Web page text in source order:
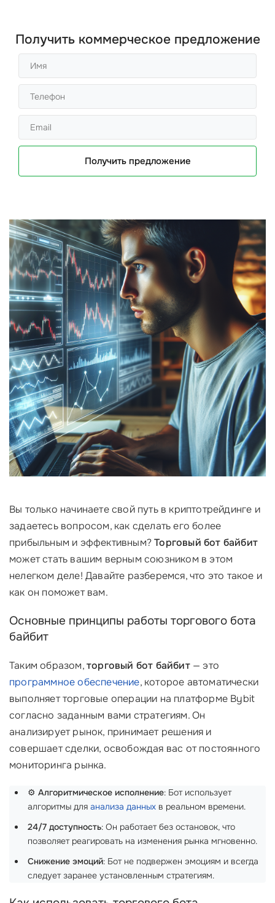
Получить коммерческое предложение
Получить предложение
Вы только начинаете свой путь в криптотрейдинге и
задаетесь вопросом, как сделать его более
прибыльным и эффективным?Торговый бот байбит
может стать вашим верным союзником в этом
нелегком деле! Давайте разберемся, что это такое и
как он поможет вам.
Основные принципы работы торгового бота
байбит
Таким образом,торговый бот байбит— это
программное обеспечение, которое автоматически
выполняет торговые операции на платформе Bybit
согласно заданным вами стратегиям. Он
анализирует рынок, принимает решения и
совершает сделки, освобождая вас от постоянного
мониторинга рынка.
⚙️ Алгоритмическое исполнение: Бот использует
алгоритмы для анализа данных в реальном времени.
24/7 доступность: Он работает без остановок, что
позволяет реагировать на изменения рынка мгновенно.
Снижение эмоций: Бот не подвержен эмоциям и всегда
следует заранее установленным стратегиям.